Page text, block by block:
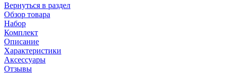
Вернуться в раздел
Обзор товара
Набор
Комплект
Описание
Характеристики
Аксессуары
Отзывы